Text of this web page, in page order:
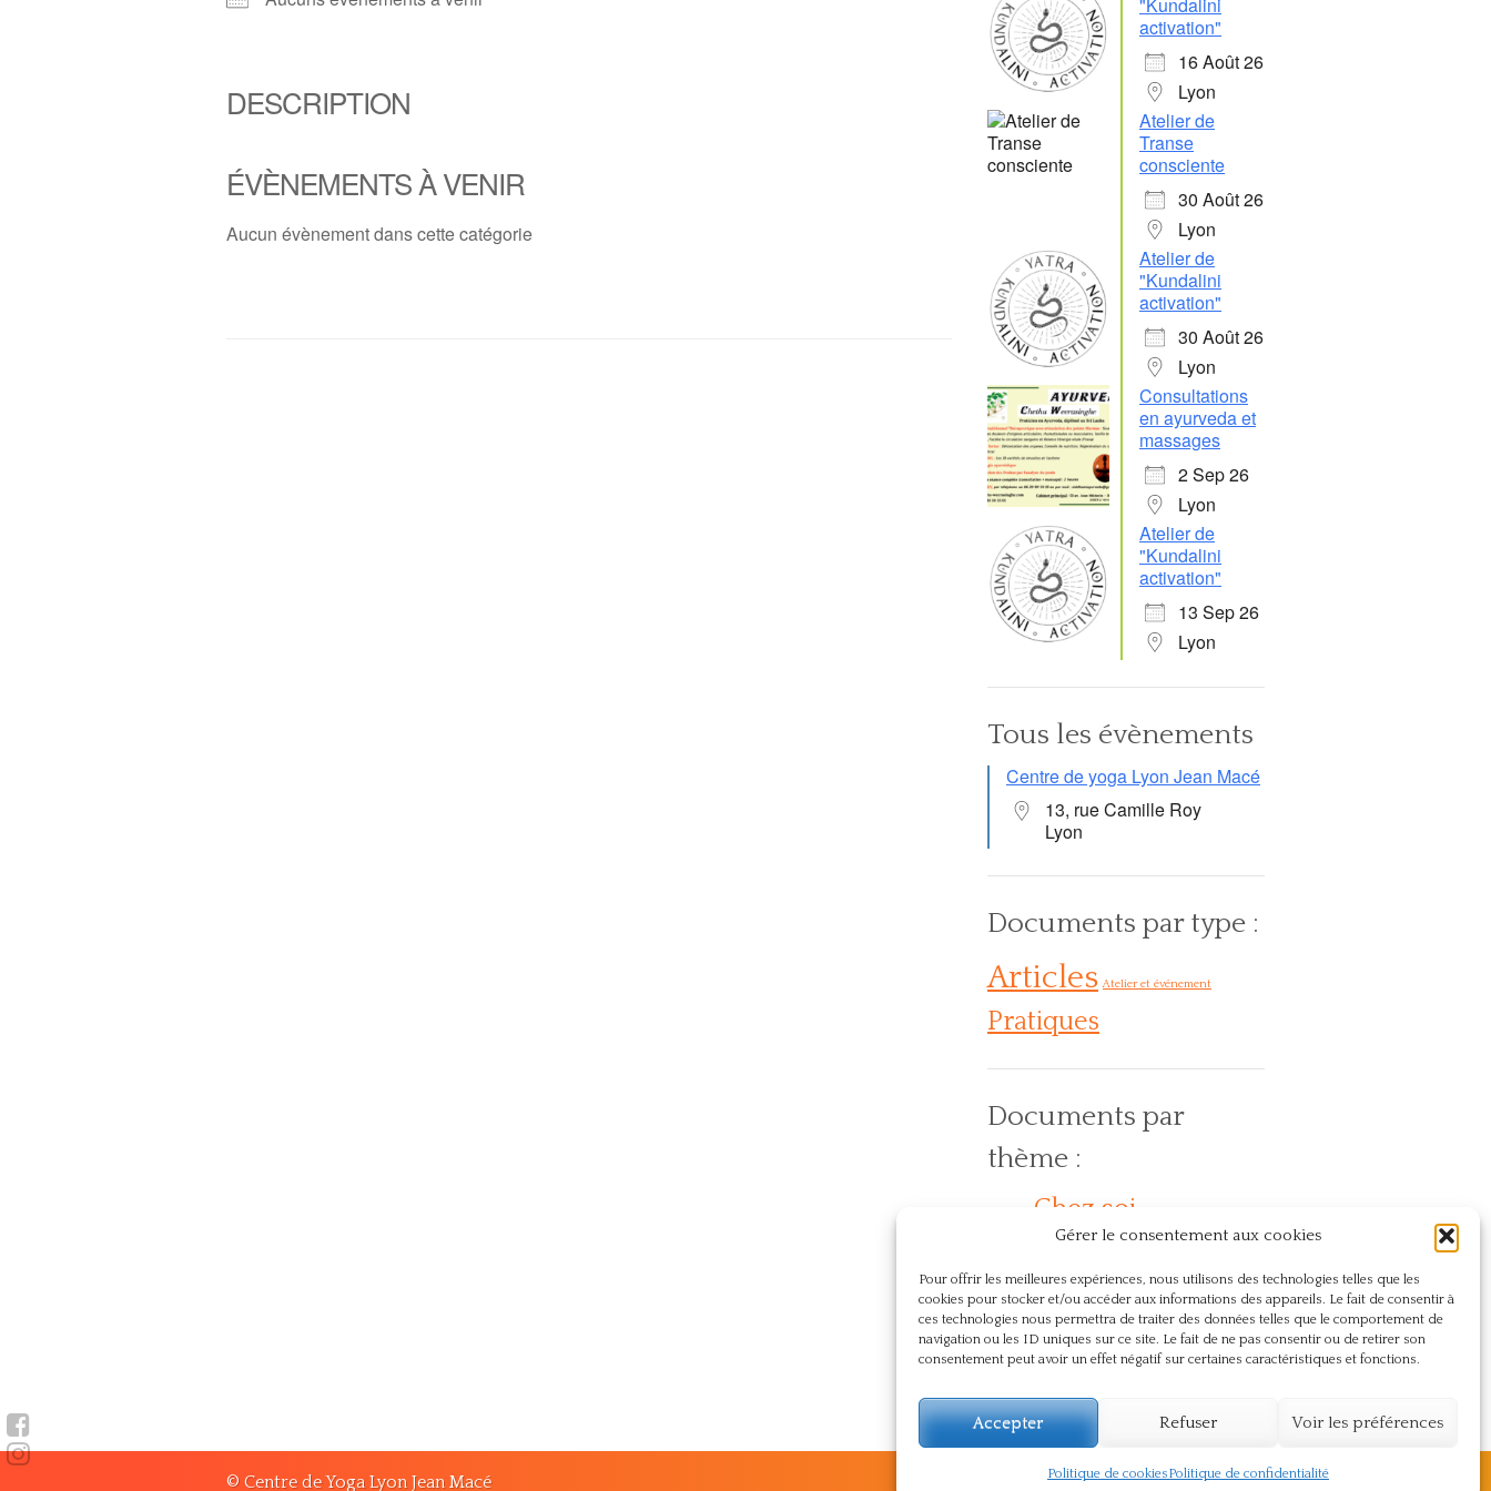
Gérer le consentement aux cookies
Pour offrir les meilleures expériences, nous utilisons des technologies telles que les
cookies pour stocker et/ou accéder aux informations des appareils. Le fait de consentir à
ces technologies nous permettra de traiter des données telles que le comportement de
navigation ou les ID uniques sur ce site. Le fait de ne pas consentir ou de retirer son
consentement peut avoir un effet négatif sur certaines caractéristiques et fonctions.
Accepter Refuser Voir les préférences
Politique de cookiesPolitique de confidentialité
DESCRIPTION
ÉVÈNEMENTS À VENIR
Aucun évènement dans cette catégorie
"Kundalini
activation"
16 Août 26
Lyon
Atelier de
Transe
consciente
30 Août 26
Lyon
Atelier de
"Kundalini
activation"
30 Août 26
Lyon
Consultations
en ayurveda et
massages
2 Sep 26
Lyon
Atelier de
"Kundalini
activation"
13 Sep 26
Lyon
Tous les évènements
Centre de yoga Lyon Jean Macé
13, rue Camille Roy
Lyon
Documents par type :
Articles Atelier et événement
Pratiques
Documents par
thème :
Chez soi
Naturopathie Pranayama Respect
Santé Souffle Souffrance Sûtra
Témoignage Vie du centre
Yoga
© Centre de Yoga Lyon Jean Macé